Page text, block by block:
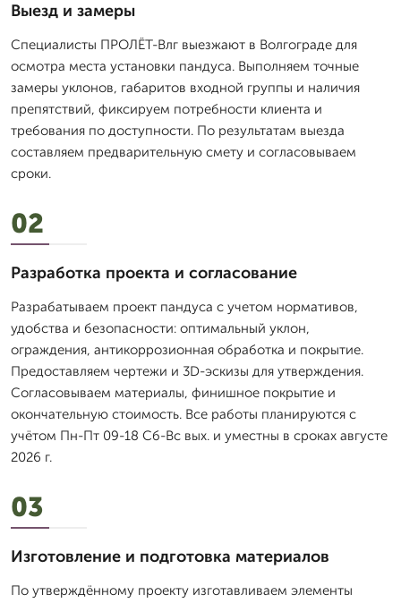
Выезд и замеры
Специалисты ПРОЛЁТ-Влг выезжают в Волгограде для
осмотра места установки пандуса. Выполняем точные
замеры уклонов, габаритов входной группы и наличия
препятствий, фиксируем потребности клиента и
требования по доступности. По результатам выезда
составляем предварительную смету и согласовываем
сроки.
02
Разработка проекта и согласование
Разрабатываем проект пандуса с учетом нормативов,
удобства и безопасности: оптимальный уклон,
ограждения, антикоррозионная обработка и покрытие.
Предоставляем чертежи и 3D-эскизы для утверждения.
Согласовываем материалы, финишное покрытие и
окончательную стоимость. Все работы планируются с
учётом Пн-Пт 09-18 Сб-Вс вых. и уместны в сроках августе
2026 г.
03
Изготовление и подготовка материалов
По утверждённому проекту изготавливаем элементы